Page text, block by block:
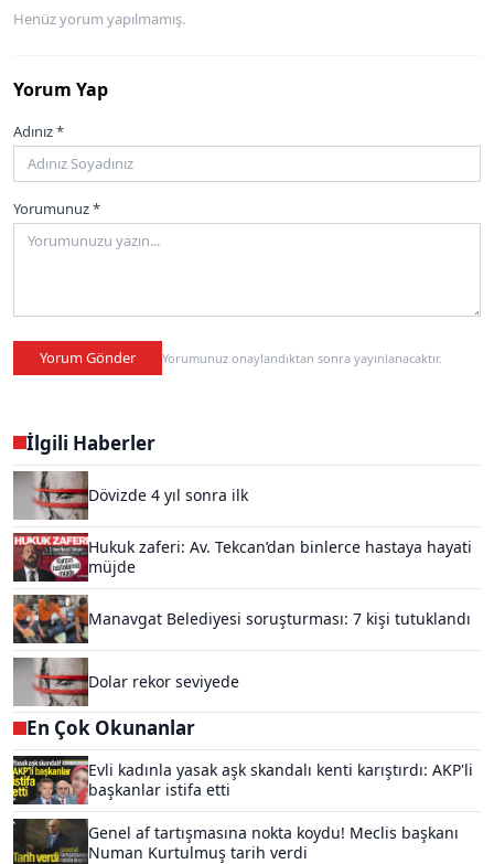
Henüz yorum yapılmamış.
Yorum Yap
Adınız *
Yorumunuz *
Yorum Gönder Yorumunuz onaylandıktan sonra yayınlanacaktır.
İlgili Haberler
Dövizde 4 yıl sonra ilk
Hukuk zaferi: Av. Tekcan’dan binlerce hastaya hayati
müjde
Manavgat Belediyesi soruşturması: 7 kişi tutuklandı
Dolar rekor seviyede
En Çok Okunanlar
Evli kadınla yasak aşk skandalı kenti karıştırdı: AKP'li
başkanlar istifa etti
Genel af tartışmasına nokta koydu! Meclis başkanı
Numan Kurtulmuş tarih verdi